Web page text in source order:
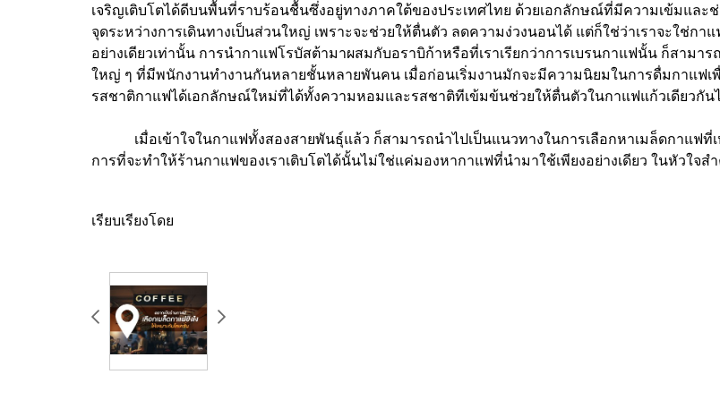
เจริญเติบโตได้ดีบนพื้นที่ราบร้อนชื้นซึ่งอยู่ทางภาคใต้ของประเทศไทย ด้วยเอกลักษณ์ที่มีความเข้มแล
จุดระหว่างการเดินทางเป็นส่วนใหญ่ เพราะจะช่วยให้ตื่นตัว ลดความง่วงนอนได้ แต่ก็ใช่ว่าเราจะใช่ก
อย่างเดียวเท่านั้น การนำกาแฟโรบัสต้ามาผสมกับอราบิก้าหรือที่เราเรียกว่าการเบรนกาแฟนั้น ก็สามา
ใหญ่ ๆ ที่มีพนักงานทำงานกันหลายชั้นหลายพันคน เมื่อก่อนเริ่มงานมักจะมีความนิยมในการดื่มกาแฟเ
รสชาติกาแฟได้เอกลักษณ์ใหม่ที่ได้ทั้งความหอมและรสชาติทีเข้มข้นช่วยให้ตื่นตัวในกาแฟแก้วเดียวกัน
เมื่อเข้าใจในกาแฟทั้งสองสายพันธุ์แล้ว ก็สามารถนำไปเป็นแนวทางในการเลือกหาเมล็ดกาแฟที่
การที่จะทำให้ร้านกาแฟของเราเติบโตได้นั้นไม่ใช่แค่มองหากาแฟที่นำมาใช้เพียงอย่างเดียว ในหัวใจ
เรียบเรียงโดย